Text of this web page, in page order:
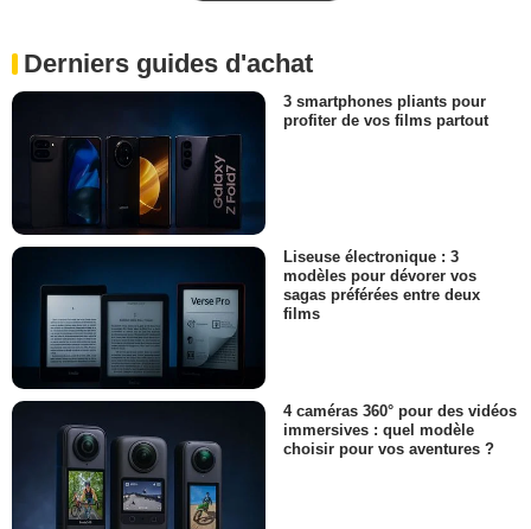
Derniers guides d'achat
3 smartphones pliants pour
profiter de vos films partout
Liseuse électronique : 3
modèles pour dévorer vos
sagas préférées entre deux
films
4 caméras 360° pour des vidéos
immersives : quel modèle
choisir pour vos aventures ?